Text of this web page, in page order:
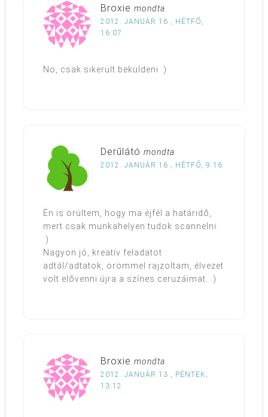
Broxie mondta
2012. JANUÁR 16., HÉTFŐ,
16:07
No, csak sikerült beküldeni :)
Derűlátó mondta
2012. JANUÁR 16., HÉTFŐ, 9:16
Én is örültem, hogy ma éjfél a határidő,
mert csak munkahelyen tudok scannelni.
:)
Nagyon jó, kreatív feladatot
adtál/adtatok, örömmel rajzoltam, élvezet
volt elővenni újra a színes ceruzáimat. :)
Broxie mondta
2012. JANUÁR 13., PÉNTEK,
13:12